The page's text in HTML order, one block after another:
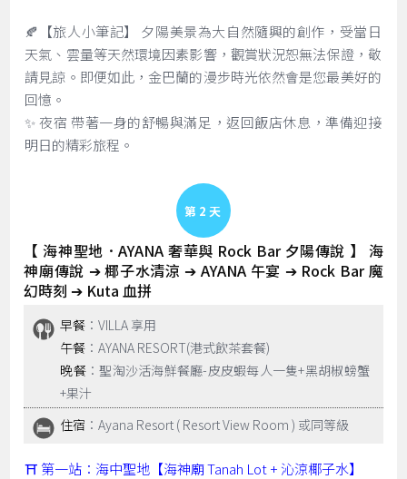
🍂【旅人小筆記】 夕陽美景為大自然隨興的創作，受當日
天氣、雲量等天然環境因素影響，觀賞狀況恕無法保證，敬
請見諒。即便如此，金巴蘭的漫步時光依然會是您最美好的
回憶。
✨ 夜宿 帶著一身的舒暢與滿足，返回飯店休息，準備迎接
明日的精彩旅程。
Day 2
【 海神聖地．AYANA 奢華與 Rock Bar 夕陽傳說 】 海
神廟傳說 ➔ 椰子水清涼 ➔ AYANA 午宴 ➔ Rock Bar 魔
幻時刻 ➔ Kuta 血拼
早餐 ：VILLA 享用
午餐 ：AYANA RESORT(港式飲茶套餐)
晚餐 ：聖淘沙活海鮮餐廳-皮皮蝦每人一隻+黑胡椒螃蟹
+果汁
住宿 ：Ayana Resort ( Resort View Room ) 或同等級
⛩️ 第一站：海中聖地【海神廟 Tanah Lot + 沁涼椰子水】